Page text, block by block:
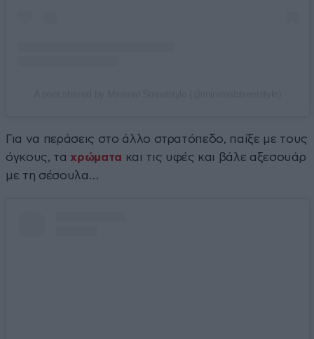
Για να περάσεις στο άλλο στρατόπεδο, παίξε με τους
όγκους, τα χρώματα και τις υφές και βάλε αξεσουάρ
με τη σέσουλα…